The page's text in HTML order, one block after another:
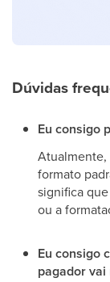
Dúvidas
Eu consigo
Atualmente,
formato
significa
ou a
Eu consigo
pagador